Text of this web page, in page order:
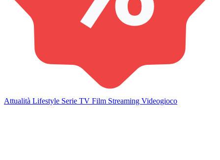
Attualità Lifestyle Serie TV Film Streaming Videogioco